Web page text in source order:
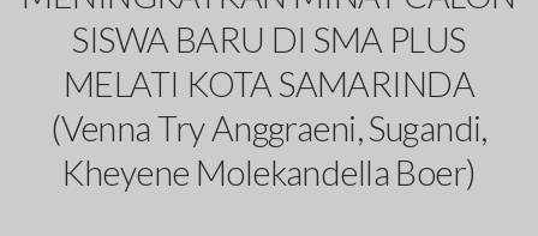
SISWA BARU DI SMA PLUS
MELATI KOTA SAMARINDA
(Venna Try Anggraeni, Sugandi,
Kheyene Molekandella Boer)